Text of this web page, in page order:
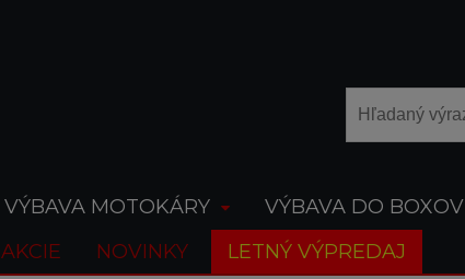
VÝBAVA MOTOKÁRY VÝBAVA DO BOXOV
AKCIE
NOVINKY LETNÝ VÝPREDAJ